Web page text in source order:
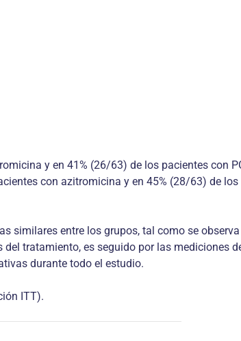
y en 41% (26/63) de los pacientes con
con azitromicina y en 45% (28/63) de
similares entre los grupos, tal como se
tratamiento, es seguido por las mediciones
durante todo el estudio.
ITT).